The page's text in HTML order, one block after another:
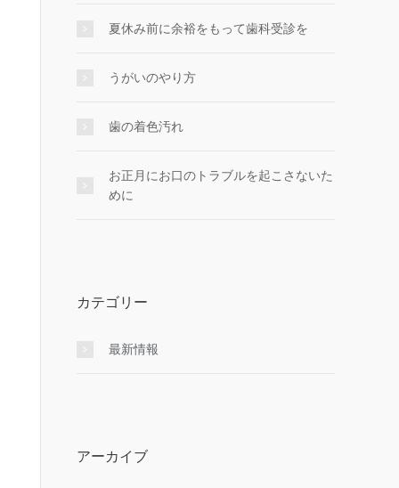
夏休み前に余裕をもって歯科受診を
うがいのやり⽅
歯の着色汚れ
お正月にお口のトラブルを起こさないた
めに
カテゴリー
最新情報
アーカイブ